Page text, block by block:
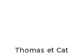
Thomas et